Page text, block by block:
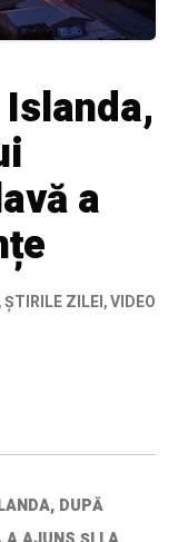
a
ȘTIRILE ZILEI,VIDEO
DUPĂ